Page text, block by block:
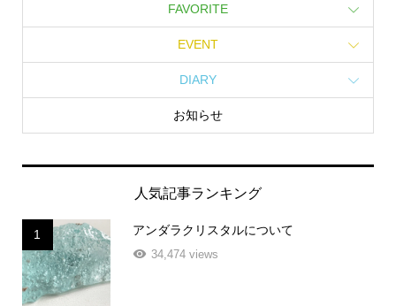
FAVORITE
EVENT
DIARY
お知らせ
人気記事ランキング
1 アンダラクリスタルについて
34,474 views